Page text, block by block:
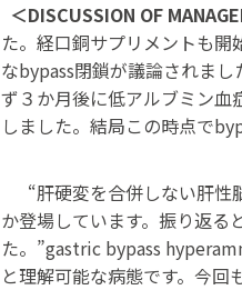
＜DISCUSSION OF
た。経口銅サプリメントも
なbypass閉鎖が議論されま
ず３か月後に低アルブミン血
しました。結局この時点で
“肝硬変を合併しない肝性
か登場しています。振り返
た。”gastric bypass
と理解可能な病態です。今